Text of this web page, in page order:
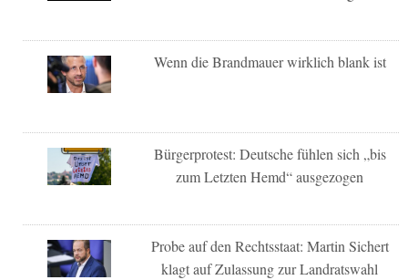
Wenn die Brandmauer wirklich blank ist
Bürgerprotest: Deutsche fühlen sich „bis
zum Letzten Hemd“ ausgezogen
Probe auf den Rechtsstaat: Martin Sichert
klagt auf Zulassung zur Landratswahl